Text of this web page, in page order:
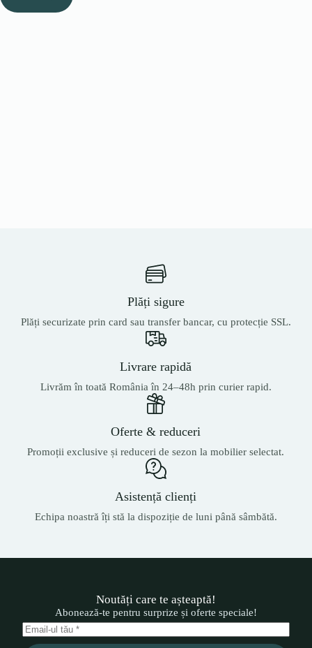
Plăți sigure
Plăți securizate prin card sau transfer bancar, cu protecție SSL.
Livrare rapidă
Livrăm în toată România în 24–48h prin curier rapid.
Oferte & reduceri
Promoții exclusive și reduceri de sezon la mobilier selectat.
Asistență clienți
Echipa noastră îți stă la dispoziție de luni până sâmbătă.
Noutăți care te așteaptă!
Abonează-te pentru surprize și oferte speciale!